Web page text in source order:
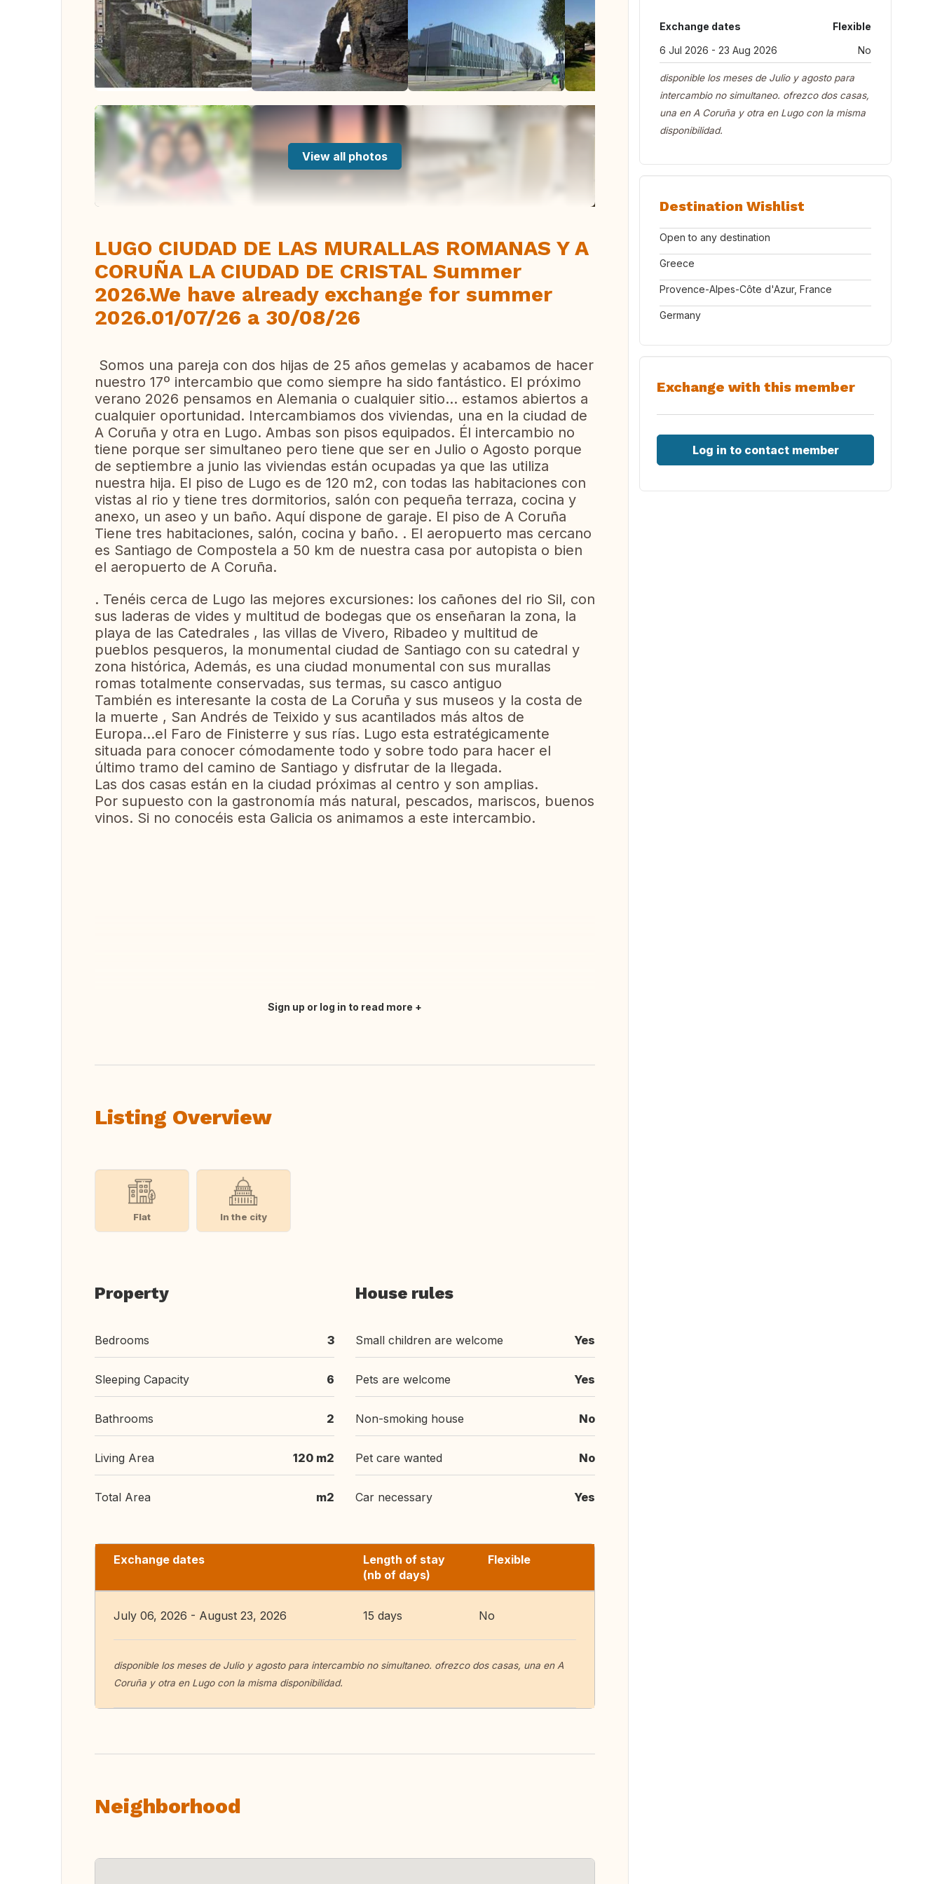
View all photos
LUGO CIUDAD DE LAS MURALLAS ROMANAS Y A
CORUÑA LA CIUDAD DE CRISTAL Summer
2026.We have already exchange for summer
2026.01/07/26 a 30/08/26
Somos una pareja con dos hijas de 25 años gemelas y acabamos de hacer
nuestro 17º intercambio que como siempre ha sido fantástico. El próximo
verano 2026 pensamos en Alemania o cualquier sitio... estamos abiertos a
cualquier oportunidad. Intercambiamos dos viviendas, una en la ciudad de
A Coruña y otra en Lugo. Ambas son pisos equipados. Él intercambio no
tiene porque ser simultaneo pero tiene que ser en Julio o Agosto porque
de septiembre a junio las viviendas están ocupadas ya que las utiliza
nuestra hija. El piso de Lugo es de 120 m2, con todas las habitaciones con
vistas al rio y tiene tres dormitorios, salón con pequeña terraza, cocina y
anexo, un aseo y un baño. Aquí dispone de garaje. El piso de A Coruña
Tiene tres habitaciones, salón, cocina y baño. . El aeropuerto mas cercano
es Santiago de Compostela a 50 km de nuestra casa por autopista o bien
el aeropuerto de A Coruña.
. Tenéis cerca de Lugo las mejores excursiones: los cañones del rio Sil, con
sus laderas de vides y multitud de bodegas que os enseñaran la zona, la
playa de las Catedrales , las villas de Vivero, Ribadeo y multitud de
pueblos pesqueros, la monumental ciudad de Santiago con su catedral y
zona histórica, Además, es una ciudad monumental con sus murallas
romas totalmente conservadas, sus termas, su casco antiguo
También es interesante la costa de La Coruña y sus museos y la costa de
la muerte , San Andrés de Teixido y sus acantilados más altos de
Europa...el Faro de Finisterre y sus rías. Lugo esta estratégicamente
situada para conocer cómodamente todo y sobre todo para hacer el
último tramo del camino de Santiago y disfrutar de la llegada.
Las dos casas están en la ciudad próximas al centro y son amplias.
Por supuesto con la gastronomía más natural, pescados, mariscos, buenos
vinos. Si no conocéis esta Galicia os animamos a este intercambio.
Sign up or log in to read more
Listing Overview
Flat In the city
Property
Bedrooms 3
Sleeping Capacity 6
Bathrooms 2
Living Area 120 m2
Total Area m2
House rules
Small children are welcome Yes
Pets are welcome Yes
Non-smoking house No
Pet care wanted No
Car necessary Yes
Exchange dates
Length of stay
(nb of days)
Flexible
July 06, 2026 - August 23, 2026 15 days No
disponible los meses de Julio y agosto para intercambio no simultaneo. ofrezco dos casas, una en A
Coruña y otra en Lugo con la misma disponibilidad.
Neighborhood
Exchange dates
Flexible
6 Jul 2026 - 23 Aug 2026
No
disponible los meses de Julio y agosto para
intercambio no simultaneo. ofrezco dos casas,
una en A Coruña y otra en Lugo con la misma
disponibilidad.
Destination Wishlist
Open to any destination
Greece
Provence-Alpes-Côte d'Azur, France
Germany
Exchange with this member
Log in to contact member